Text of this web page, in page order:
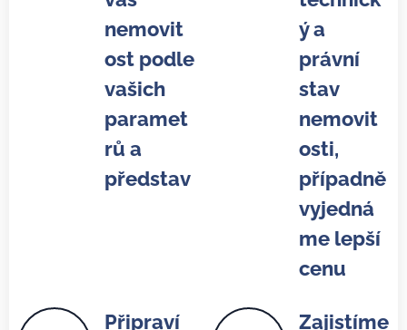
nemovit
ost podle
vašich
paramet
rů a
představ
ý a
právní
stav
nemovit
osti,
případně
vyjedná
me lepší
cenu
Připraví Zajistíme